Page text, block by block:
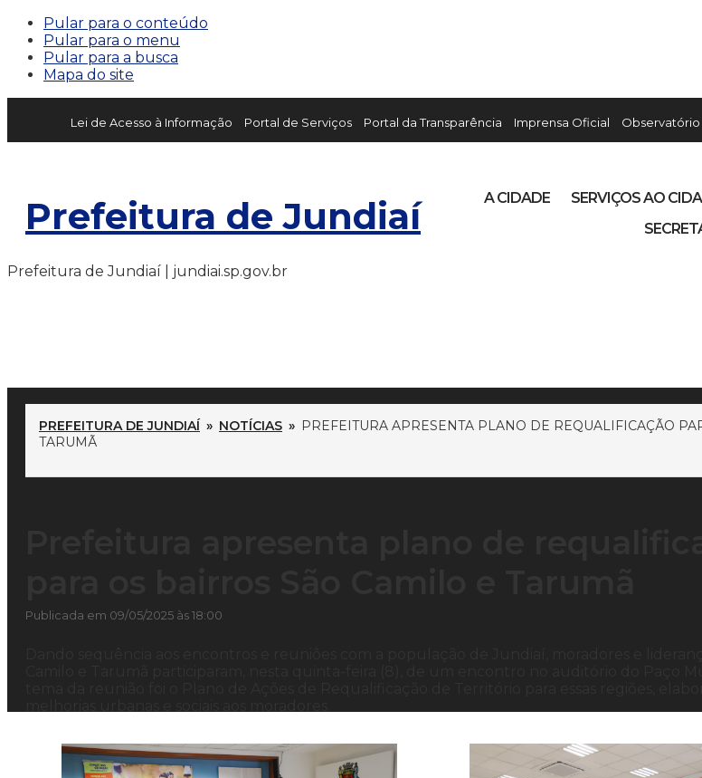
Pular para o conteúdo
Pular para o menu
Pular para a busca
Mapa do site
Lei de Acesso à Informação Portal de Serviços Portal da Transparência Imprensa Oficial Observatório
Prefeitura de Jundiaí A CIDADE SERVIÇOS AO
Prefeitura de Jundiaí | jundiai.sp.gov.br
PREFEITURA DE JUNDIAÍ » NOTÍCIAS » PREFEITURA APRESENTA PLANO DE REQUALIFICAÇÃO
TARUMÃ
Publicada em 09/05/2025 às 18:00